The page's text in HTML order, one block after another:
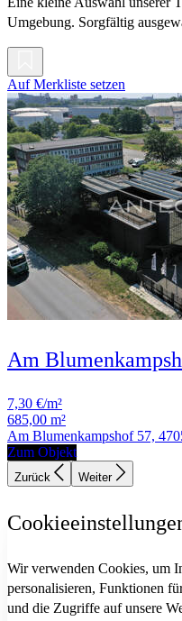
Umgebung. Sorgfältig
Auf Merkliste setzen
Am
7,30 €/m²
685,00 m²
Am Blumenkampshof 57,
Zum Objekt
Zurück Weiter
Wir verwenden Cookies, um
personalisieren, Funktionen
und die Zugriffe auf unsere